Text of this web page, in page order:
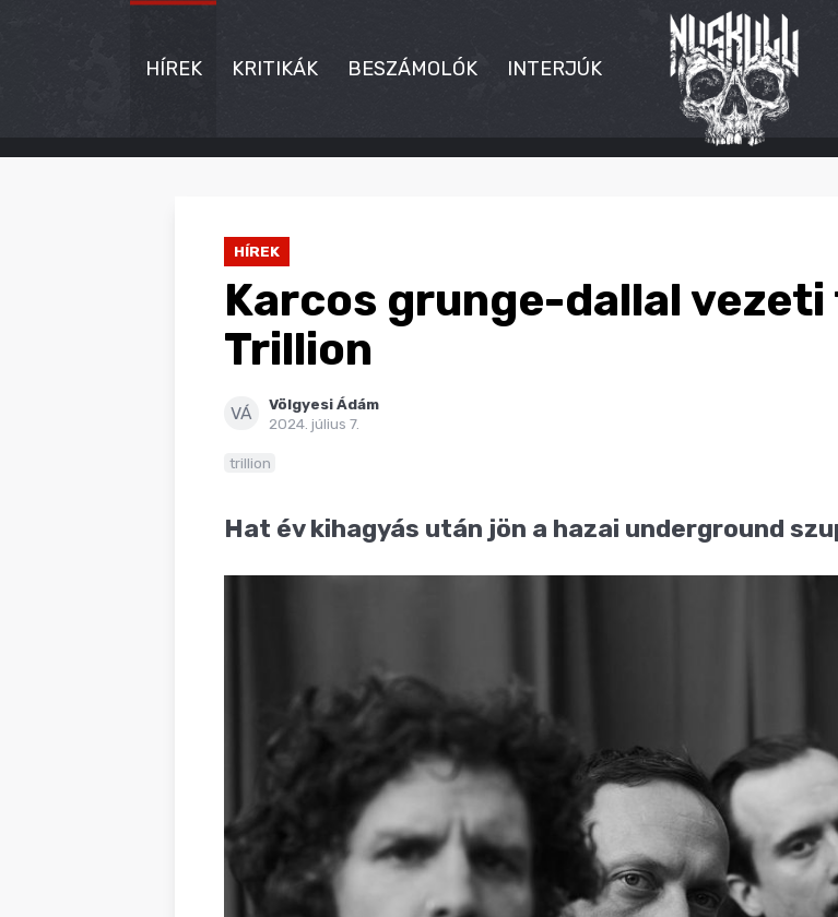
HÍREK KRITIKÁK BESZÁMOLÓK INTERJÚK
HÍREK
HÍREK
Karcos grunge-dallal vezeti
Trillion
VÁ
Völgyesi Ádám
2024. július 7.
trillion
Hat év kihagyás után jön a hazai underground